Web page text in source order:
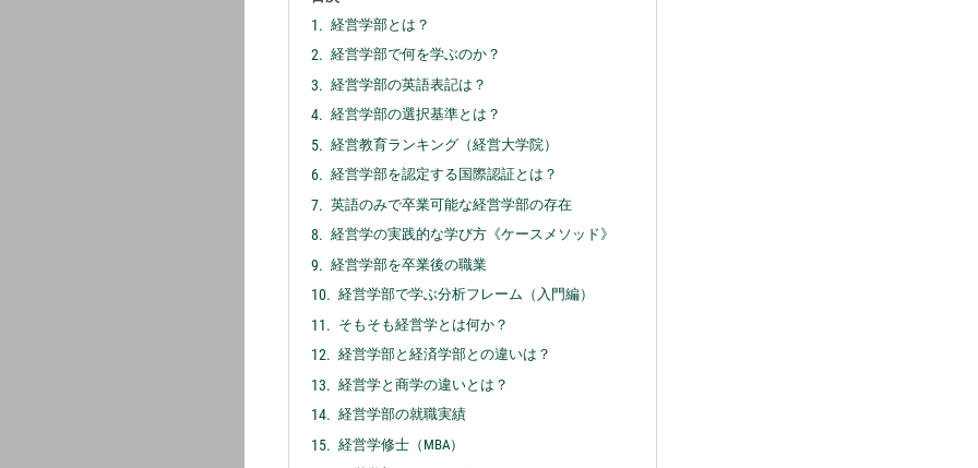
経営学部とは？
経営学部で何を学ぶのか？
経営学部の英語表記は？
経営学部の選択基準とは？
経営教育ランキング（経営大学院）
経営学部を認定する国際認証とは？
英語のみで卒業可能な経営学部の存在
経営学の実践的な学び方《ケースメソッド》
経営学部を卒業後の職業
経営学部で学ぶ分析フレーム（入門編）
そもそも経営学とは何か？
経営学部と経済学部との違いは？
経営学と商学の違いとは？
経営学部の就職実績
経営学修士（MBA）